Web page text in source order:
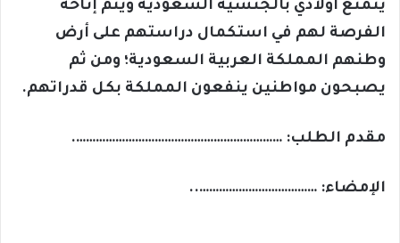
يتمتع أولادي بالجنسية السعودية ويتم إتاحة
الفرصة لهم في استكمال دراستهم على أرض
وطنهم المملكة العربية السعودية؛ ومن ثم
يصبحون مواطنين ينفعون المملكة بكل قدراتهم.
مقدم الطلب: ……………………………………………………….
الإمضاء: ………………………………..